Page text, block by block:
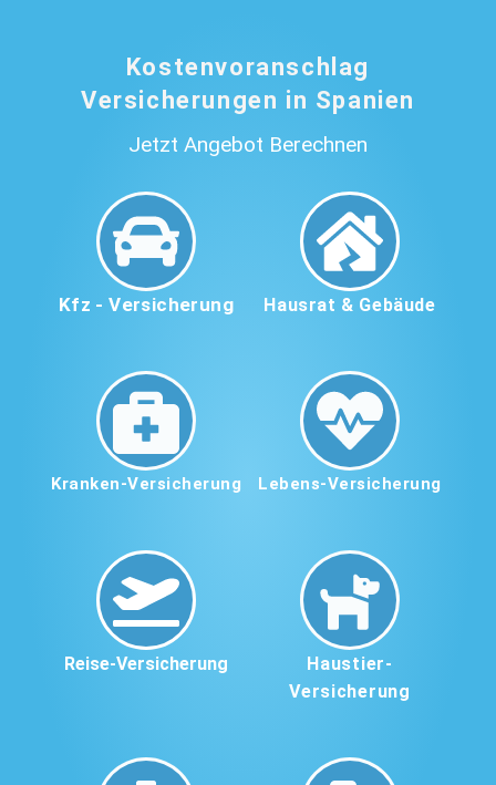
Kostenvoranschlag
Versicherungen in Spanien
Jetzt Angebot Berechnen
Kfz - Versicherung Hausrat & Gebäude
Kranken-Versicherung Lebens-Versicherung
Reise-Versicherung
Haustier-
Versicherung